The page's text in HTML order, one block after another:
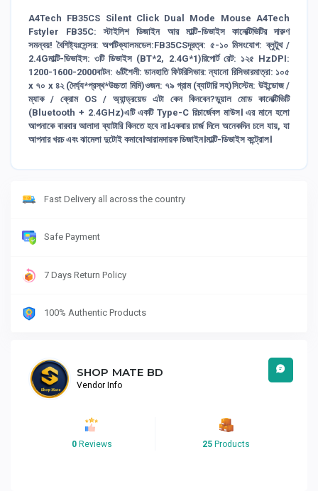
A4Tech FB35CS Silent Click Dual Mode Mouse A4Tech
Fstyler FB35C: স্টাইলিশ ডিজাইন আর মাল্টি-ডিভাইস কানেক্টিভিটির দারুণ
সমন্বয়! বৈশিষ্ট্যঃসেন্সর: অপটিক্যালমডেল:FB35CSদূরত্ব: ৫-১০ মিসংযোগ: ব্লুটুথ /
2.4Gমাল্টি-ডিভাইস: ৩টি ডিভাইস (BT*2, 2.4G*1)রিপোর্ট রেট: ১২৫ HzDPI:
1200-1600-2000বাটন: ৬টিশৈলী: ডানহাতি ফিটরিসিভার: ন্যানো রিসিভারমাত্রা: ১০৫
x ৭০ x ৪২ (দৈর্ঘ্য*প্রস্থ*উচ্চতা মিমি)ওজন: ৭৯ গ্রাম (ব্যাটারি সহ)সিস্টেম: উইন্ডোজ /
ম্যাক / ক্রোম OS / অ্যান্ড্রয়েড এটা কেন কিনবেন?ডুয়াল মোড কানেক্টিভিটি
(Bluetooth + 2.4GHz)এটি একটি Type-C রিচার্জেবল মাউস। এর মানে হলো
আপনাকে বারবার আলাদা ব্যাটারি কিনতে হবে না।একবার চার্জ দিলে অনেকদিন চলে যায়, যা
আপনার খরচ এবং ঝামেলা দুটোই কমাবে।আরামদায়ক ডিজাইন।মাল্টি-ডিভাইস কন্ট্রোল।
Fast Delivery all across the country
Safe Payment
7 Days Return Policy
100% Authentic Products
SHOP MATE BD
Vendor Info
0 Reviews 25 Products